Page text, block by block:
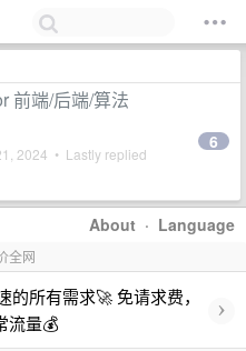
前端/后端/算法
2024 • Lastly replied
6
About · Language
全网
所有需求🚀 免请求费，
流量💰
›